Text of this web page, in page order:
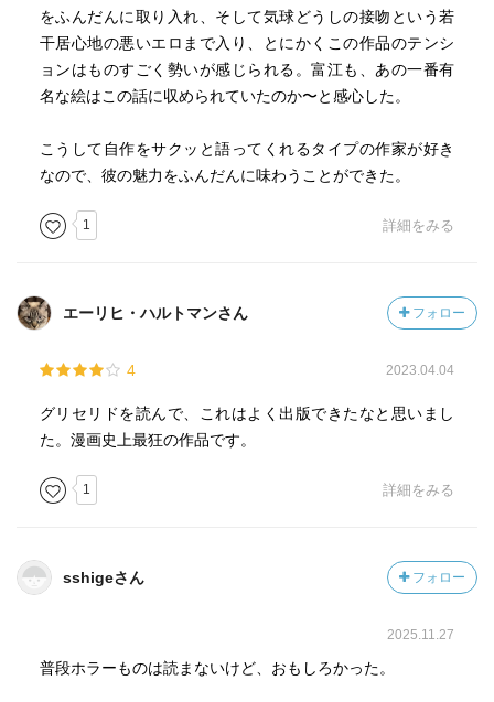
をふんだんに取り入れ、そして気球どうしの接吻という若
干居心地の悪いエロまで入り、とにかくこの作品のテンシ
ョンはものすごく勢いが感じられる。富江も、あの一番有
名な絵はこの話に収められていたのか〜と感心した。
こうして自作をサクッと語ってくれるタイプの作家が好き
なので、彼の魅力をふんだんに味わうことができた。
1 詳細をみる
エーリヒ・ハルトマンさん フォロー
4 2023.04.04
グリセリドを読んで、これはよく出版できたなと思いまし
た。漫画史上最狂の作品です。
1 詳細をみる
sshigeさん フォロー
2025.11.27
普段ホラーものは読まないけど、おもしろかった。